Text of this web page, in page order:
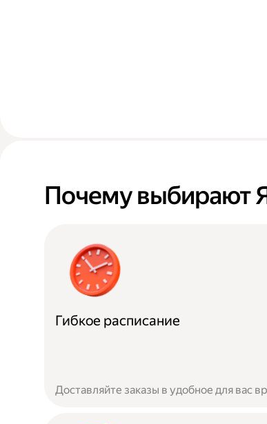
Почему выбирают
Гибкое расписание
Доставляйте заказы в удобное для вас